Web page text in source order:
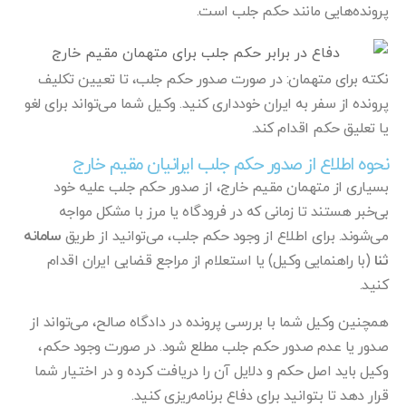
پرونده‌هایی مانند حکم جلب است.
نکته برای متهمان: در صورت صدور حکم جلب، تا تعیین تکلیف
پرونده از سفر به ایران خودداری کنید. وکیل شما می‌تواند برای لغو
یا تعلیق حکم اقدام کند.
نحوه اطلاع از صدور حکم جلب ایرانیان مقیم خارج
بسیاری از متهمان مقیم خارج، از صدور حکم جلب علیه خود
بی‌خبر هستند تا زمانی که در فرودگاه یا مرز با مشکل مواجه
می‌شوند. برای اطلاع از وجود حکم جلب، می‌توانید از طریق سامانه
ثنا (با راهنمایی وکیل) یا استعلام از مراجع قضایی ایران اقدام
کنید.
همچنین وکیل شما با بررسی پرونده در دادگاه صالح، می‌تواند از
صدور یا عدم صدور حکم جلب مطلع شود. در صورت وجود حکم،
وکیل باید اصل حکم و دلایل آن را دریافت کرده و در اختیار شما
قرار دهد تا بتوانید برای دفاع برنامه‌ریزی کنید.